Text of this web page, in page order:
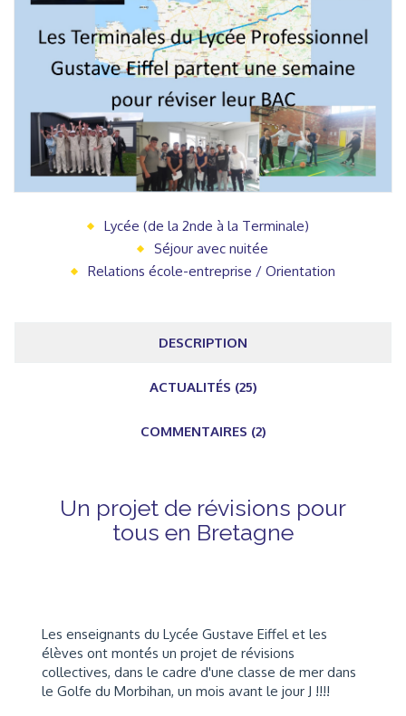
Lycée (de la 2nde à la Terminale)
Séjour avec nuitée
Relations école-entreprise / Orientation
DESCRIPTION
ACTUALITÉS (25)
COMMENTAIRES (2)
Un projet de révisions pour
tous en Bretagne
Les enseignants du Lycée Gustave Eiffel et les
élèves ont montés un projet de révisions
collectives, dans le cadre d'une classe de mer dans
le Golfe du Morbihan, un mois avant le jour J !!!!